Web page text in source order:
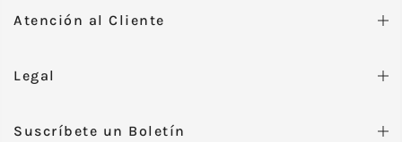
Atención al Cliente
Legal
Suscríbete un Boletín